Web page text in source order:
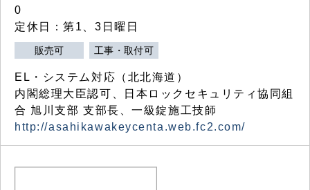
0
定休日：第1、3日曜日
販売可 工事・取付可
EL・システム対応（北北海道）
内閣総理大臣認可、日本ロックセキュリティ協同組
合 旭川支部 支部長、一級錠施工技師
http://asahikawakeycenta.web.fc2.com/